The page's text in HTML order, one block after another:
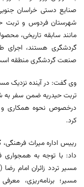
شهرستان فردوس و تربت
مانند سابقه تاریخی،
گردشگری هستند، اجرای
صنعت گردشگری منطقه
وی گفت: در آینده‌ نزدیک
تربت حیدریه ضمن سفر به
درخصوص نحوه همکاری و
کرد.
رییس اداره میراث‌
داد: با توجه به همجواری
مسیر؛ برنامه‌ریزی،